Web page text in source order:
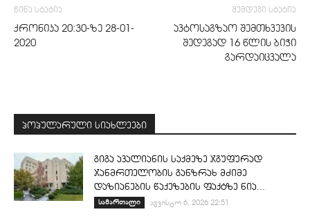
წინა სტატია
ქრონიკა 20:30-ზე 28-01-
2020
შემდეგი სტატია
ავტოსაგზაო შემთხვევის
შედეგად 16 წლის ბიჭი
გარდაიცვალა
პოპულარული სიახლეები
გიგა ავალიანის საქმეზე ჯგუფურად
ჯანმრთელობის განზრახ მძიმე
დაზიანების წაქეზების ფაქტზე ნია...
სამართალი აგვისტო 6, 2026 22:51